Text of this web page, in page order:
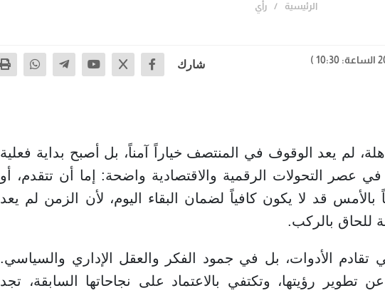
الرئيسية رأي
شارك
لم يعد الوقوف في المنتصف خياراً آمناً، بل أصبح بداية فعلية
في عصر التحولات الرقمية والاقتصادية واضحة: إما أن تتقدم، أو
بالأمس قد لا يكون كافياً لضمان البقاء اليوم، لأن الزمن لم يعد
للحاق بالركب.
تقادم الأدوات، بل في جمود الفكر والعقل الإداري والسياسي.
رؤيتها، وتكتفي بالاعتماد على نجاحاتها السابقة، تجد